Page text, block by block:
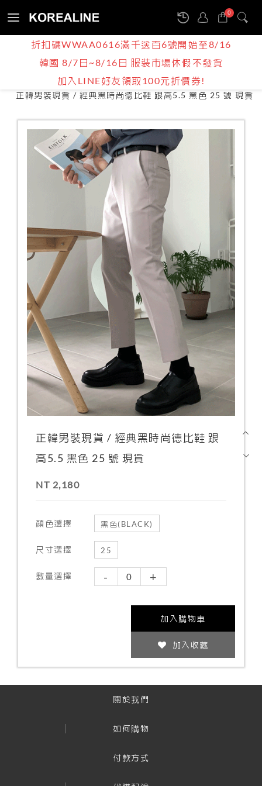
0
折扣碼WWAA0616滿千送百6號開始至8/16
韓國 8/7日~8/16日 服裝市場休假不發貨
加入LINE好友領取100元折價券!
產品介紹 BOY | MEN
男裝現貨
正韓男裝現貨 / 經典黑時尚德比鞋 跟高5.5 黑色 25 號 現貨
正韓男裝現貨 / 經典黑時尚德比鞋 跟
高5.5 黑色 25 號 現貨
NT 2,180
顏色選擇 黑色(BLACK)
尺寸選擇 25
數量選擇 - +
加入購物車
加入收藏
關於我們
如何購物
付款方式